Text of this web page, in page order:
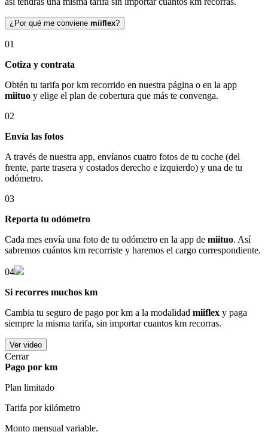
¿Por qué me conviene miiflex?
01
Cotiza y contrata
Obtén tu tarifa por km recorrido en nuestra página o en la app
miituo y elige el plan de cobertura que más te convenga.
02
Envía las fotos
A través de nuestra app, envíanos cuatro fotos de tu coche (del
frente, parte trasera y costados derecho e izquierdo) y una de tu
odómetro.
03
Reporta tu odómetro
Cada mes envía una foto de tu odómetro en la app de miituo. Así
sabremos cuántos km recorriste y haremos el cargo correspondiente.
04
Si recorres muchos km
Cambia tu seguro de pago por km a la modalidad miiflex y paga
siempre la misma tarifa, sin importar cuantos km recorras.
Ver video
Cerrar
Pago por km
Plan limitado
Tarifa por kilómetro
Monto mensual variable.